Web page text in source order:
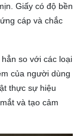
Giấy có độ bền
cáp và chắc
so với các loại
của người dùng
thực sự hiệu
và tạo cảm